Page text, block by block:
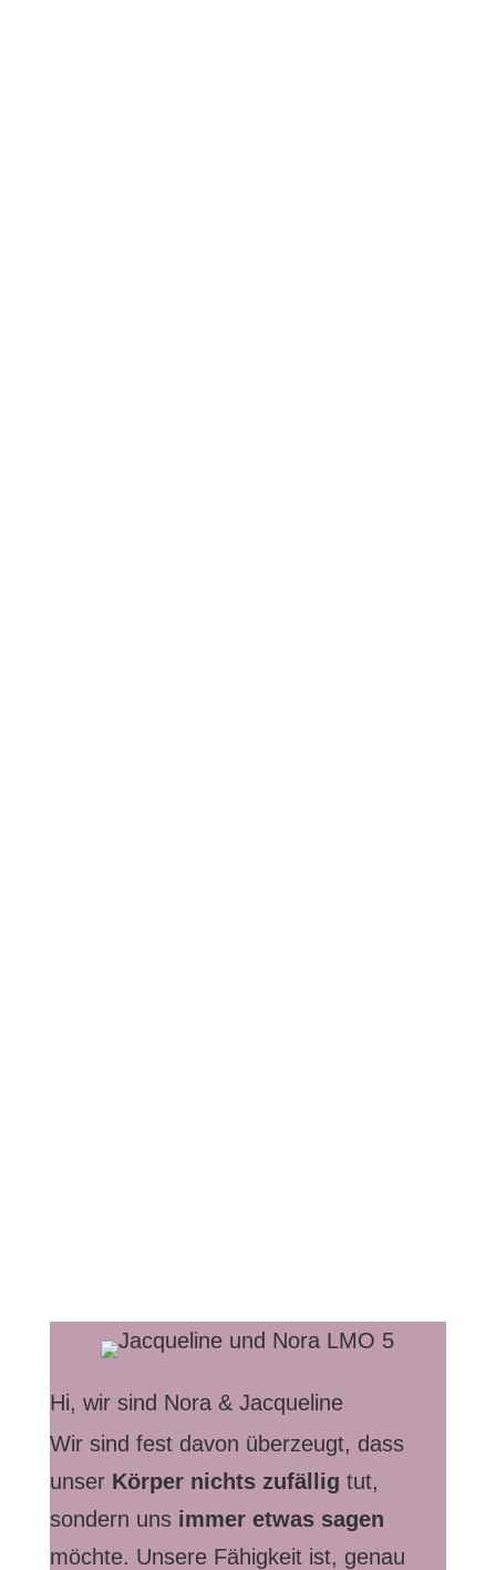
Hi, wir sind Nora & Jacqueline
Wir sind fest davon überzeugt, dass
unser Körper nichts zufällig tut,
sondern uns immer etwas sagen
möchte. Unsere Fähigkeit ist, genau